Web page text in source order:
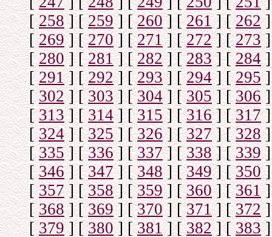
[258] [259] [260] [261] [262]
[269] [270] [271] [272] [273]
[ 280] [281] [282] [283] [284]
[291] [292] [293] [294] [295]
[302] [303] [304] [305] [ 306]
[313] [314] [315] [316] [317]
[324] [325] [326] [327] [328]
[335] [336] [337] [338] [339]
[346] [347] [348] [349] [350]
[357] [358] [359] [360] [ 361]
[368] [369] [370] [371] [372]
[379] [380] [381] [382] [383]